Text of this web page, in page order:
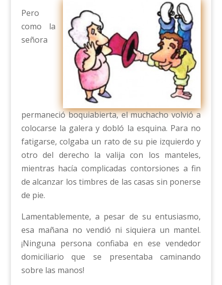
Pero
como la
señora
permaneció boquiabierta, el muchacho volvió a
colocarse la galera y dobló la esquina. Para no
fatigarse, colgaba un rato de su pie izquierdo y
otro del derecho la valija con los manteles,
mientras hacía complicadas contorsiones a fin
de alcanzar los timbres de las casas sin ponerse
de pie.
Lamentablemente, a pesar de su entusiasmo,
esa mañana no vendió ni siquiera un mantel.
¡Ninguna persona confiaba en ese vendedor
domiciliario que se presentaba caminando
sobre las manos!